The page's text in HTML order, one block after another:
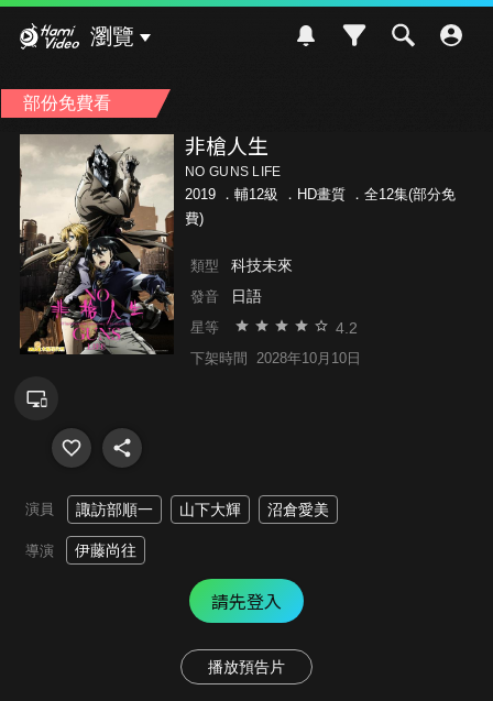
瀏覽
部份免費看
非槍人生
NO GUNS LIFE
2019 ． 輔12級
．HD畫質 ．全12集(部分免
費)
類型 科技未來
發音 日語
星等 4.2
下架時間 2028年10月10日
演員 諏訪部順一 山下大輝 沼倉愛美
導演 伊藤尚往
請先登入
播放預告片